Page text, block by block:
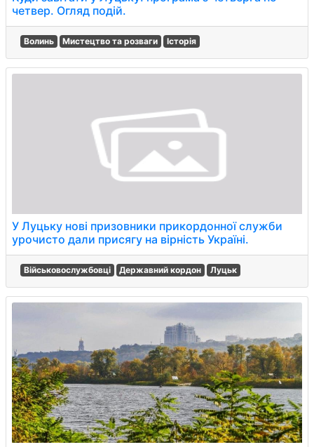
четвер. Огляд подій.
Волинь Мистецтво та розваги Історія
У Луцьку нові призовники прикордонної служби
урочисто дали присягу на вірність Україні.
Військовослужбовці Державний кордон Луцьк